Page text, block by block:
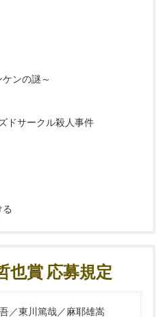
ンの謎～
ドサークル殺人事件
也賞 応募規定
／東川篤哉／麻耶雄嵩